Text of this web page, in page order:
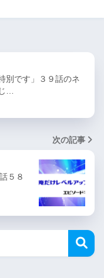
別です」３９話のネ
…
次の記事
５８